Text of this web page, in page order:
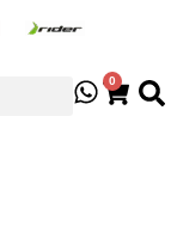
0
Cart